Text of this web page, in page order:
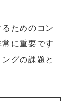
ためのコン
に重要です
グの課題と